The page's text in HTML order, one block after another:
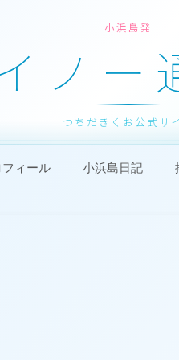
小浜島発
ノー
つちだきくお公式サ
ィール 小浜島日記